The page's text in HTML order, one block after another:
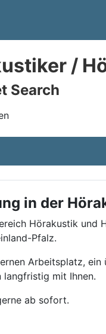
/
Search
in der
Hörakustik
Pfalz.
Arbeitsplatz,
mit Ihnen.
ab sofort.